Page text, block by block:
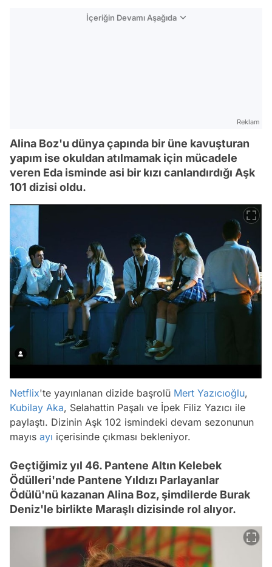
İçeriğin Devamı Aşağıda
Reklam
Alina Boz'u dünya çapında bir üne kavuşturan
yapım ise okuldan atılmamak için mücadele
veren Eda isminde asi bir kızı canlandırdığı Aşk
101 dizisi oldu.
Netflix'te yayınlanan dizide başrolü Mert Yazıcıoğlu,
Kubilay Aka, Selahattin Paşalı ve İpek Filiz Yazıcı ile
paylaştı. Dizinin Aşk 102 ismindeki devam sezonunun
mayıs ayı içerisinde çıkması bekleniyor.
Geçtiğimiz yıl 46. Pantene Altın Kelebek
Ödülleri'nde Pantene Yıldızı Parlayanlar
Ödülü'nü kazanan Alina Boz, şimdilerde Burak
Deniz'le birlikte Maraşlı dizisinde rol alıyor.